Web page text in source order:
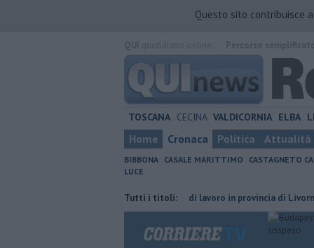
Questo sito contribuisce
TOSCANA CECINA VALDICORNIA ELBA
Home Cronaca Politica Attualità
BIBBONA CASALE MARITTIMO CASTAGNETO
LUCE
Tutti i titoli:
​Tutte le offerte di lavoro in provincia di Livorno